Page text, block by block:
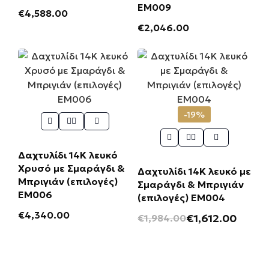
€4,588.00
ΕΜ009
€2,046.00
Δαχτυλίδι 14Κ λευκό
Χρυσό με Σμαράγδι &
Μπριγιάν (επιλογές)
ΕΜ006
€4,340.00
-19%
Δαχτυλίδι 14Κ λευκό με
Σμαράγδι & Μπριγιάν
(επιλογές) ΕΜ004
€1,984.00€1,612.00